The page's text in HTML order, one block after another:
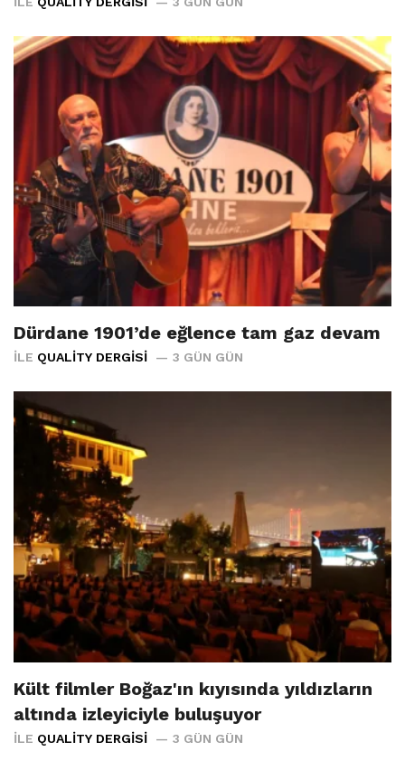
Dürdane 1901’de eğlence tam gaz devam
İLE QUALITY DERGISI 3 GÜN GÜN
Kült filmler Boğaz'ın kıyısında yıldızların
altında izleyiciyle buluşuyor
İLE QUALITY DERGISI 3 GÜN GÜN